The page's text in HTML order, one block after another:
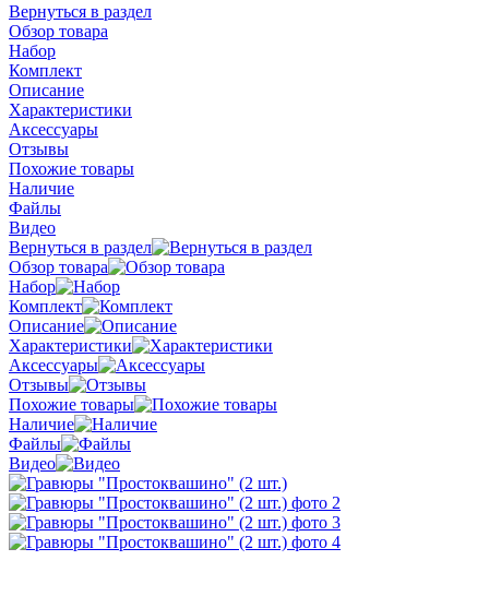
Вернуться в раздел
Обзор товара
Набор
Комплект
Описание
Характеристики
Аксессуары
Отзывы
Похожие товары
Наличие
Файлы
Видео
Вернуться в раздел
Обзор товара
Набор
Комплект
Описание
Характеристики
Аксессуары
Отзывы
Похожие товары
Наличие
Файлы
Видео